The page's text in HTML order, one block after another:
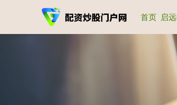
首页 启